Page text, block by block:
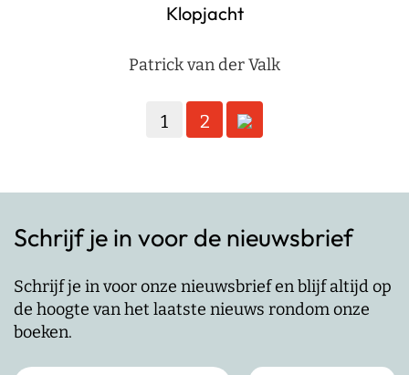
Klopjacht
Patrick van der Valk
1 2
Schrijf je in voor de nieuwsbrief
Schrijf je in voor onze nieuwsbrief en blijf altijd op
de hoogte van het laatste nieuws rondom onze
boeken.